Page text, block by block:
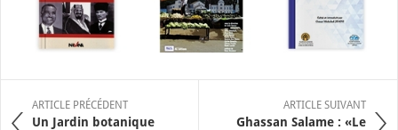
ARTICLE PRÉCÉDENT
Un Jardin botanique
ARTICLE SUIVANT
Ghassan Salame : «Le